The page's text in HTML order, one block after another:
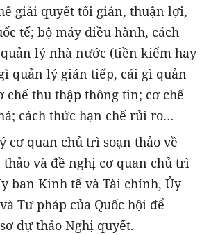
giải quyết tối giản, thuận lợi,
tế; bộ máy điều hành, cách
lý nhà nước (tiền kiểm hay
quản lý gián tiếp, cái gì quản
chế thu thập thông tin; cơ chế
cách thức hạn chế rủi ro…
cơ quan chủ trì soạn thảo về
và đề nghị cơ quan chủ trì
ban Kinh tế và Tài chính, Ủy
Tư pháp của Quốc hội để
dự thảo Nghị quyết.